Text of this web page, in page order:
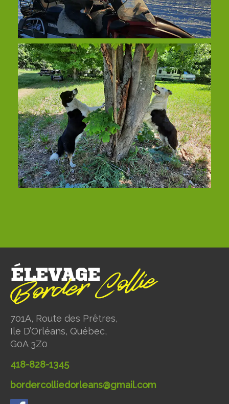
701A, Route des Prêtres,
Ile D’Orléans, Québec,
G0A 3Z0
418-828-1345
bordercolliedorleans@gmail.com